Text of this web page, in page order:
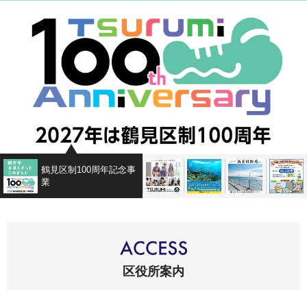
鶴見区制100周年記念事
業
広報よこはま鶴見区版
つるみ・ちゅらうみ
鶴見区か
区役所案内